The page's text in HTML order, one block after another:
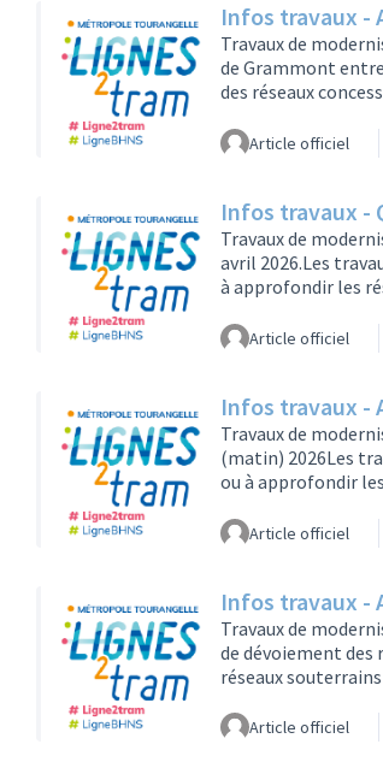
Infos travaux -
Travaux de
de Grammont
des réseaux
plateforme de la
occasion.Du 11 au
Article officiel
Infos travaux -
Travaux de
avril 2026.Les
à approfondir les
seront modernisés
travaux de
Article officiel
Infos travaux -
Travaux de
(matin) 2026Les
ou à approfondir
seront modernisés
impacts. Des
Article officiel
Infos travaux -
Travaux de
de dévoiement des
réseaux
cette occasion.Les
interdictions de
Article officiel